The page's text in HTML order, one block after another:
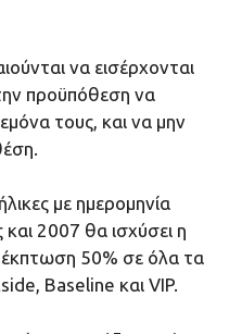
να εισέρχονται
προϋπόθεση να
τους, και να μην
με ημερομηνία
2007 θα ισχύσει η
50% σε όλα τα
Baseline και VIP.